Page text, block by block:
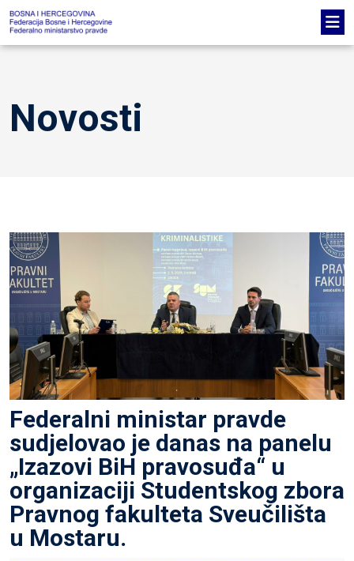
Novosti
Federalni ministar pravde
sudjelovao je danas na panelu
„Izazovi BiH pravosuđa“ u
organizaciji Studentskog zbora
Pravnog fakulteta Sveučilišta
u Mostaru.